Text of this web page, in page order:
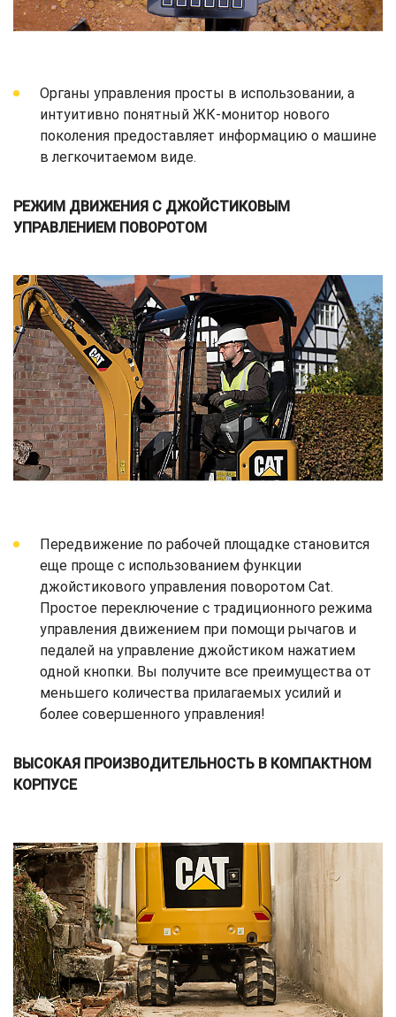
Органы управления просты в использовании, а
интуитивно понятный ЖК-монитор нового
поколения предоставляет информацию о машине
в легкочитаемом виде.
РЕЖИМ ДВИЖЕНИЯ С ДЖОЙСТИКОВЫМ
УПРАВЛЕНИЕМ ПОВОРОТОМ
Передвижение по рабочей площадке становится
еще проще с использованием функции
джойстикового управления поворотом Cat.
Простое переключение с традиционного режима
управления движением при помощи рычагов и
педалей на управление джойстиком нажатием
одной кнопки. Вы получите все преимущества от
меньшего количества прилагаемых усилий и
более совершенного управления!
ВЫСОКАЯ ПРОИЗВОДИТЕЛЬНОСТЬ В КОМПАКТНОМ
КОРПУСЕ